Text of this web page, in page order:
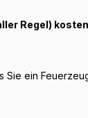
Regel)
Sie ein